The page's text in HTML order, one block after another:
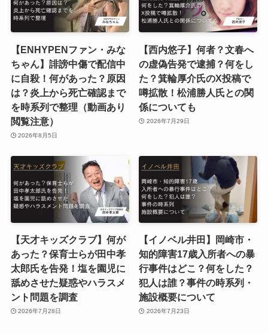
【ENHYPENファン・みな
ちゃん】誹謗中傷で配信中
に自殺！何があった？原因
は？炎上から死亡確認まで
を時系列で整理（動画あり
閲覧注意）
2026年8月5日
【西内悠子】何者？文春へ
の虚偽告発で逮捕？何をし
た？箕輪厚介氏のX投稿で
噂拡散！松浦勝人氏との関
係についても
2026年7月29日
【天才キッズクラブ】何が
あった？保育士らが田中孝
太郎氏を告発！塩を園児に
舐めさせた疑惑やハラスメ
ント問題を調査
2026年7月28日
【イノベル井田】岡崎市・
知的障害17歳入所者への暴
行事件はどこ？何をした？
犯人は誰？事件の時系列・
施設概要について
2026年7月23日